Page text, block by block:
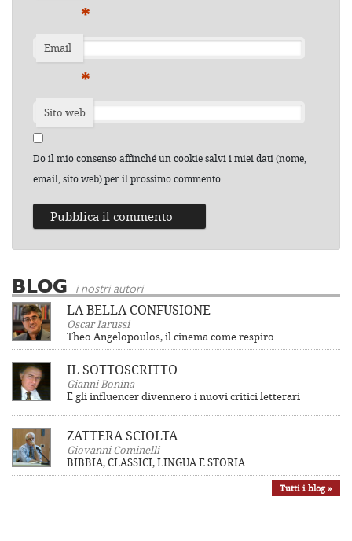
*
Email
*
Sito web
Do il mio consenso affinché un cookie salvi i miei dati (nome,
email, sito web) per il prossimo commento.
BLOG i nostri autori
LA BELLA CONFUSIONE
Oscar Iarussi
Theo Angelopoulos, il cinema come respiro
IL SOTTOSCRITTO
Gianni Bonina
E gli influencer divennero i nuovi critici letterari
ZATTERA SCIOLTA
Giovanni Cominelli
BIBBIA, CLASSICI, LINGUA E STORIA
Tutti i blog »